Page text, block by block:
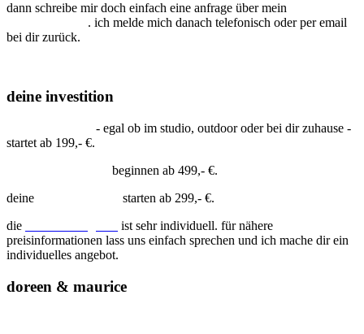
dann schreibe mir doch einfach eine anfrage über mein
. ich melde mich danach telefonisch oder per email
bei dir zurück.
deine investition
- egal ob im studio, outdoor oder bei dir zuhause -
startet ab 199,- €.
beginnen ab 499,- €.
deine
starten ab 299,- €.
die
ist sehr individuell. für nähere
preisinformationen lass uns einfach sprechen und ich mache dir ein
individuelles angebot.
doreen & maurice